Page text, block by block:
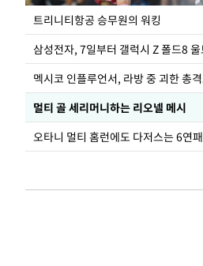
트리니티항공 승무원의 워킹
멀티 골 세리머니하는 리오넬 메시
오타니 멀티 홈런에도 다저스는 6연패